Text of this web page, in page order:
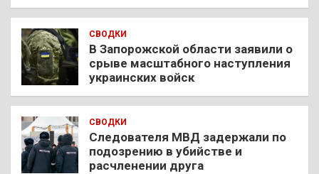
СВОДКИ
В Запорожской области заявили о
срыве масштабного наступления
украинских войск
СВОДКИ
Следователя МВД задержали по
подозрению в убийстве и
расчленении друга